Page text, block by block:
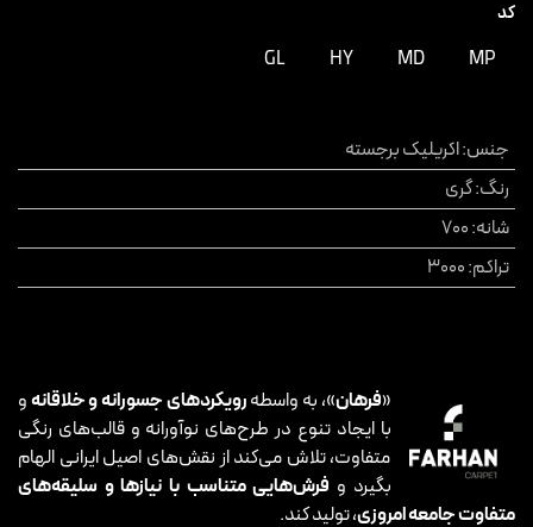
کد
MP
MD
HY
GL
جنس:اکریلیک برجسته
رنگ:گری
شانه:
700
تراکم:
3000
«فرهان»، به واسطهرویکردهای جسورانه و خلاقانهو
با ایجاد تنوع در طرح‌های نوآورانه و قالب‌های رنگی
متفاوت، تلاش می‌کند از نقش‌های اصیل ایرانی الهام
بگیرد و فرش‌هایی متناسب با نیازها و سلیقه‌های
متفاوت جامعه امروزی، تولید کند.